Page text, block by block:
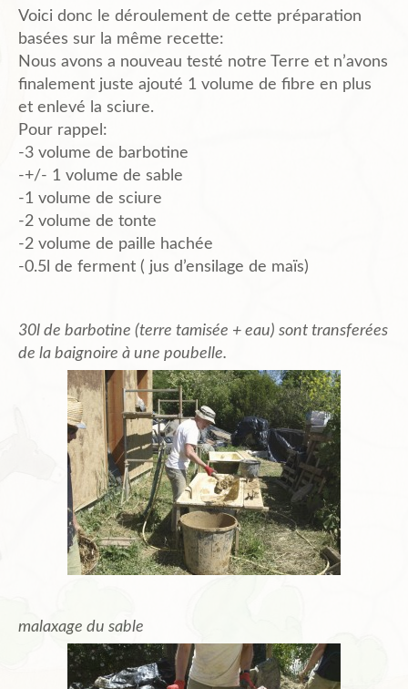
Contact
Voici donc le déroulement de cette préparation
basées sur la même recette:
Nous avons a nouveau testé notre Terre et n’avons
finalement juste ajouté 1 volume de fibre en plus
et enlevé la sciure.
Pour rappel:
-3 volume de barbotine
-+/- 1 volume de sable
-1 volume de sciure
-2 volume de tonte
-2 volume de paille hachée
-0.5l de ferment ( jus d’ensilage de maïs)
30l de barbotine (terre tamisée + eau) sont transferées
de la baignoire à une poubelle.
malaxage du sable